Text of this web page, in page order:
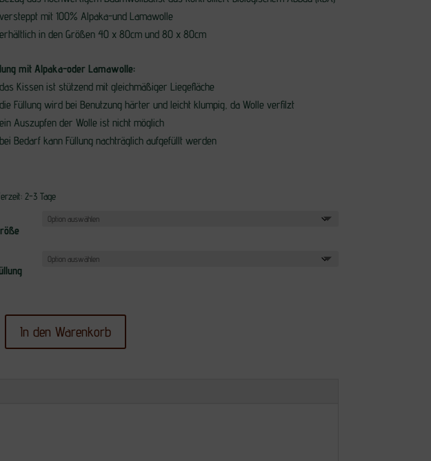
versteppt mit 100% Alpaka-und Lamawolle
erhältlich in den Größen 40 x 80cm und 80 x 80cm
mit Alpaka-oder Lamawolle:
das Kissen ist stützend mit gleichmäßiger Liegefläche
die Füllung wird bei Benutzung härter und leicht klumpig, da Wolle verfilzt
ein Auszupfen der Wolle ist nicht möglich
bei Bedarf kann Füllung nachträglich aufgefüllt werden
2-3 Tage
In den Warenkorb